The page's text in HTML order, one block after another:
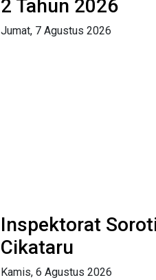
2 Tahun 2026
Jumat, 7 Agustus 2026
Inspektorat
Cikataru
Kamis, 6 Agustus 2026